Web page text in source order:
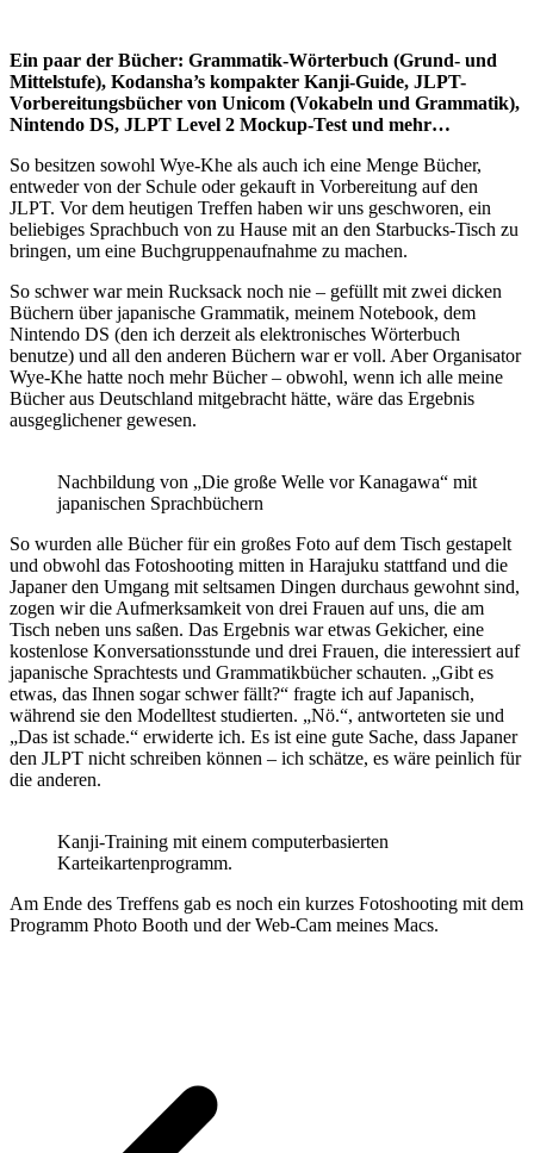
Ein paar der Bücher: Grammatik-Wörterbuch (Grund- und
Mittelstufe), Kodansha’s kompakter Kanji-Guide, JLPT-
Vorbereitungsbücher von Unicom (Vokabeln und Grammatik),
Nintendo DS, JLPT Level 2 Mockup-Test und mehr…
So besitzen sowohl Wye-Khe als auch ich eine Menge Bücher,
entweder von der Schule oder gekauft in Vorbereitung auf den
JLPT. Vor dem heutigen Treffen haben wir uns geschworen, ein
beliebiges Sprachbuch von zu Hause mit an den Starbucks-Tisch zu
bringen, um eine Buchgruppenaufnahme zu machen.
So schwer war mein Rucksack noch nie – gefüllt mit zwei dicken
Büchern über japanische Grammatik, meinem Notebook, dem
Nintendo DS (den ich derzeit als elektronisches Wörterbuch
benutze) und all den anderen Büchern war er voll. Aber Organisator
Wye-Khe hatte noch mehr Bücher – obwohl, wenn ich alle meine
Bücher aus Deutschland mitgebracht hätte, wäre das Ergebnis
ausgeglichener gewesen.
Nachbildung von „Die große Welle vor Kanagawa“ mit
japanischen Sprachbüchern
So wurden alle Bücher für ein großes Foto auf dem Tisch gestapelt
und obwohl das Fotoshooting mitten in Harajuku stattfand und die
Japaner den Umgang mit seltsamen Dingen durchaus gewohnt sind,
zogen wir die Aufmerksamkeit von drei Frauen auf uns, die am
Tisch neben uns saßen. Das Ergebnis war etwas Gekicher, eine
kostenlose Konversationsstunde und drei Frauen, die interessiert auf
japanische Sprachtests und Grammatikbücher schauten. „Gibt es
etwas, das Ihnen sogar schwer fällt?“ fragte ich auf Japanisch,
während sie den Modelltest studierten. „Nö.“, antworteten sie und
„Das ist schade.“ erwiderte ich. Es ist eine gute Sache, dass Japaner
den JLPT nicht schreiben können – ich schätze, es wäre peinlich für
die anderen.
Kanji-Training mit einem computerbasierten
Karteikartenprogramm.
Am Ende des Treffens gab es noch ein kurzes Fotoshooting mit dem
Programm Photo Booth und der Web-Cam meines Macs.